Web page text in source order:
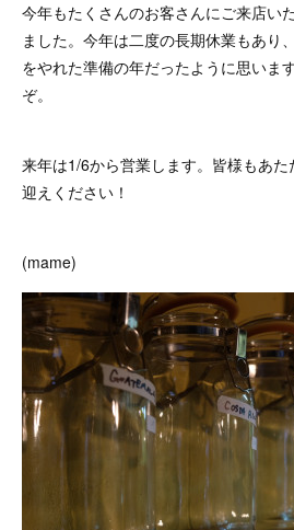
今年もたくさんのお客さんにご来店い
ました。今年は二度の長期休業もあり
をやれた準備の年だったように思いま
ぞ。
来年は1/6から営業します。皆様もあ
迎えください！
(mame)